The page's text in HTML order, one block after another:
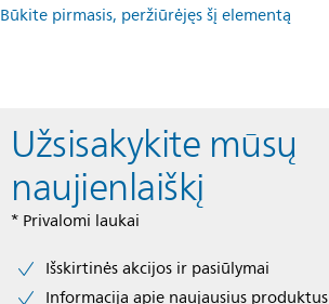
Būkite pirmasis, peržiūrėjęs šį elementą
Užsisakykite mūsų
naujienlaiškį
* Privalomi laukai​
Išskirtinės akcijos ir pasiūlymai
Informacija apie naujausius produktus